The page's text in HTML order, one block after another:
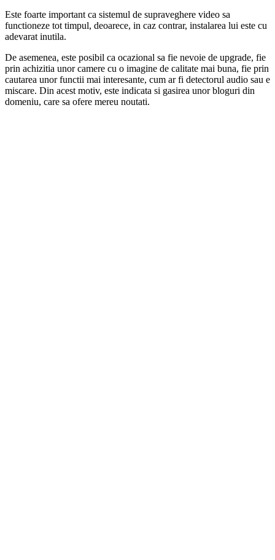
Este foarte important ca sistemul de supraveghere video sa
functioneze tot timpul, deoarece, in caz contrar, instalarea lui este cu
adevarat inutila.
De asemenea, este posibil ca ocazional sa fie nevoie de upgrade, fie
prin achizitia unor camere cu o imagine de calitate mai buna, fie prin
cautarea unor functii mai interesante, cum ar fi detectorul audio sau e
miscare. Din acest motiv, este indicata si gasirea unor bloguri din
domeniu, care sa ofere mereu noutati.